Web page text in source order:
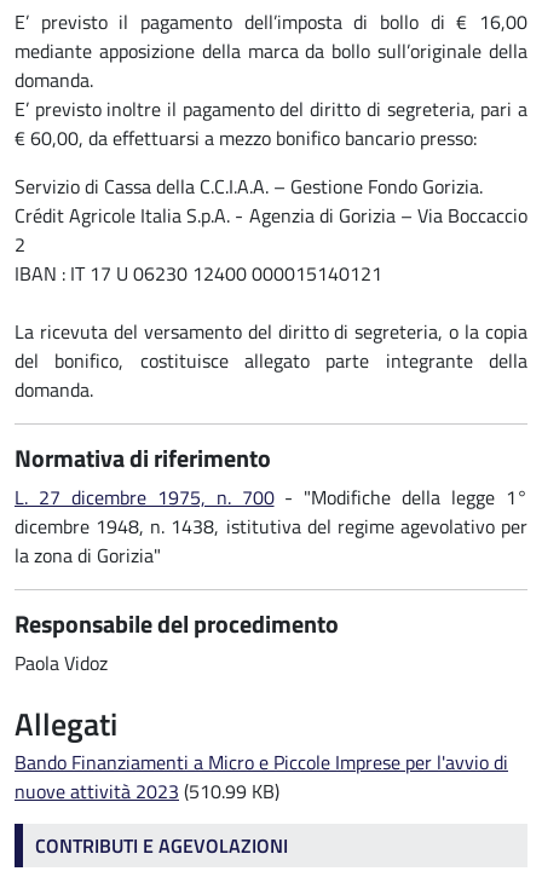
E’ previsto il pagamento dell’imposta di bollo di € 16,00
mediante apposizione della marca da bollo sull’originale della
domanda.
E’ previsto inoltre il pagamento del diritto di segreteria, pari a
€ 60,00, da effettuarsi a mezzo bonifico bancario presso:
Servizio di Cassa della C.C.I.A.A. – Gestione Fondo Gorizia.
Crédit Agricole Italia S.p.A. - Agenzia di Gorizia – Via Boccaccio
2
IBAN : IT 17 U 06230 12400 000015140121
La ricevuta del versamento del diritto di segreteria, o la copia
del bonifico, costituisce allegato parte integrante della
domanda.
Normativa di riferimento
L. 27 dicembre 1975, n. 700- "Modifiche della legge 1°
dicembre 1948, n. 1438, istitutiva del regime agevolativo per
la zona di Gorizia"
Responsabile del procedimento
Paola Vidoz
Allegati
Bando Finanziamenti a Micro e Piccole Imprese per l'avvio di
nuove attività 2023 (510.99 KB)
Contributi e agevolazioni
CONTRIBUTI E AGEVOLAZIONI